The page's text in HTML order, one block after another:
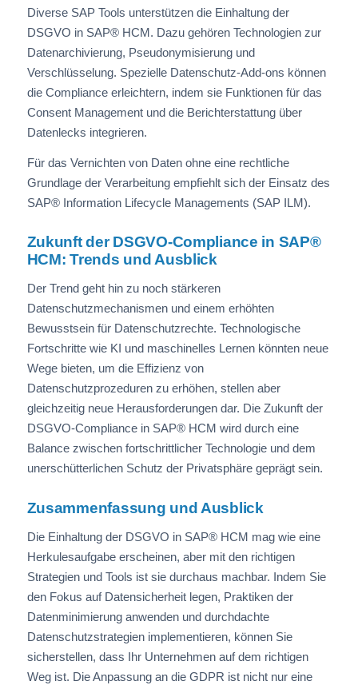
Diverse SAP Tools unterstützen die Einhaltung der
DSGVO in SAP® HCM. Dazu gehören Technologien zur
Datenarchivierung, Pseudonymisierung und
Verschlüsselung. Spezielle Datenschutz-Add-ons können
die Compliance erleichtern, indem sie Funktionen für das
Consent Management und die Berichterstattung über
Datenlecks integrieren.
Für das Vernichten von Daten ohne eine rechtliche
Grundlage der Verarbeitung empfiehlt sich der Einsatz des
SAP® Information Lifecycle Managements (SAP ILM).
Zukunft der DSGVO-Compliance in SAP®
HCM: Trends und Ausblick
Der Trend geht hin zu noch stärkeren
Datenschutzmechanismen und einem erhöhten
Bewusstsein für Datenschutzrechte. Technologische
Fortschritte wie KI und maschinelles Lernen könnten neue
Wege bieten, um die Effizienz von
Datenschutzprozeduren zu erhöhen, stellen aber
gleichzeitig neue Herausforderungen dar. Die Zukunft der
DSGVO-Compliance in SAP® HCM wird durch eine
Balance zwischen fortschrittlicher Technologie und dem
unerschütterlichen Schutz der Privatsphäre geprägt sein.
Zusammenfassung und Ausblick
Die Einhaltung der DSGVO in SAP® HCM mag wie eine
Herkulesaufgabe erscheinen, aber mit den richtigen
Strategien und Tools ist sie durchaus machbar. Indem Sie
den Fokus auf Datensicherheit legen, Praktiken der
Datenminimierung anwenden und durchdachte
Datenschutzstrategien implementieren, können Sie
sicherstellen, dass Ihr Unternehmen auf dem richtigen
Weg ist. Die Anpassung an die GDPR ist nicht nur eine